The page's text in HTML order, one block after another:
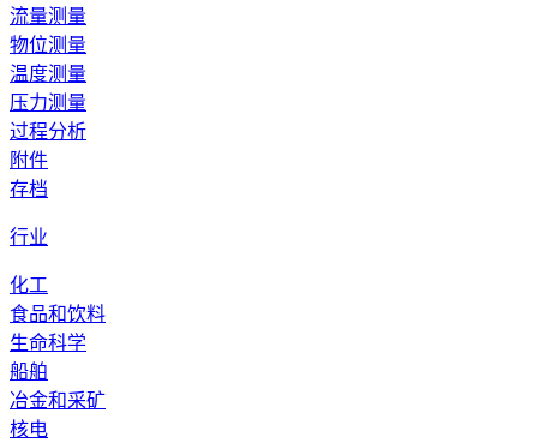
流量测量
物位测量
温度测量
压力测量
过程分析
附件
存档
行业
化工
食品和饮料
生命科学
船舶
冶金和采矿
核电